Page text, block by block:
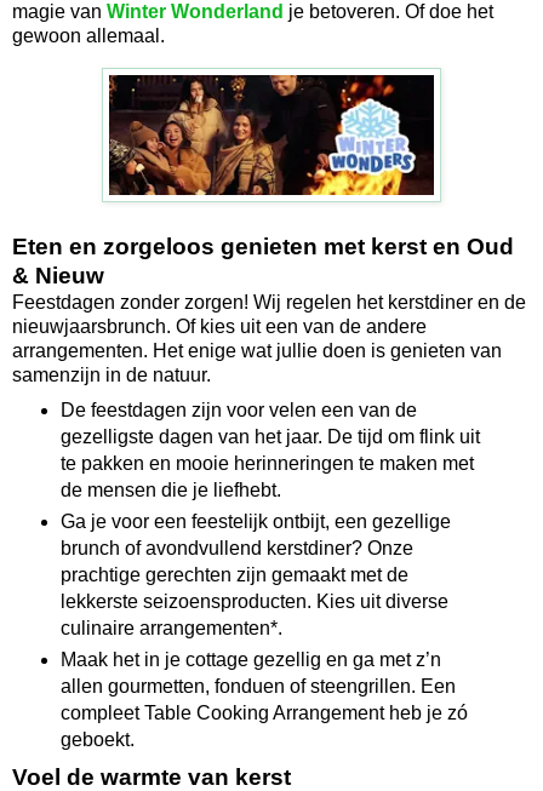
magie van Winter Wonderland je betoveren. Of doe het
gewoon allemaal.
Eten en zorgeloos genieten met kerst en Oud
& Nieuw
Feestdagen zonder zorgen! Wij regelen het kerstdiner en de
nieuwjaarsbrunch. Of kies uit een van de andere
arrangementen. Het enige wat jullie doen is genieten van
samenzijn in de natuur.
De feestdagen zijn voor velen een van de
gezelligste dagen van het jaar. De tijd om flink uit
te pakken en mooie herinneringen te maken met
de mensen die je liefhebt.
Ga je voor een feestelijk ontbijt, een gezellige
brunch of avondvullend kerstdiner? Onze
prachtige gerechten zijn gemaakt met de
lekkerste seizoensproducten. Kies uit diverse
culinaire arrangementen*.
Maak het in je cottage gezellig en ga met z’n
allen gourmetten, fonduen of steengrillen. Een
compleet Table Cooking Arrangement heb je zó
geboekt.
Voel de warmte van kerst